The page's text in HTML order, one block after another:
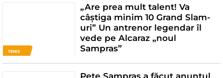
TENIS
„Are prea mult talent! Va
câștiga minim 10 Grand Slam-
uri” Un antrenor legendar îl
vede pe Alcaraz „noul
Sampras”
Pete Sampras a făcut anunțul